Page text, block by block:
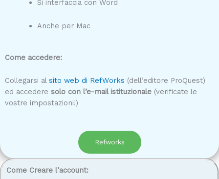
Si interfaccia con Word
Anche per Mac
Come accedere:
Collegarsi al sito web di RefWorks (dell’editore ProQuest)
ed accedere solo con l’e-mail istituzionale (verificate le
vostre impostazioni!)
Refworks
Come Creare l’account: